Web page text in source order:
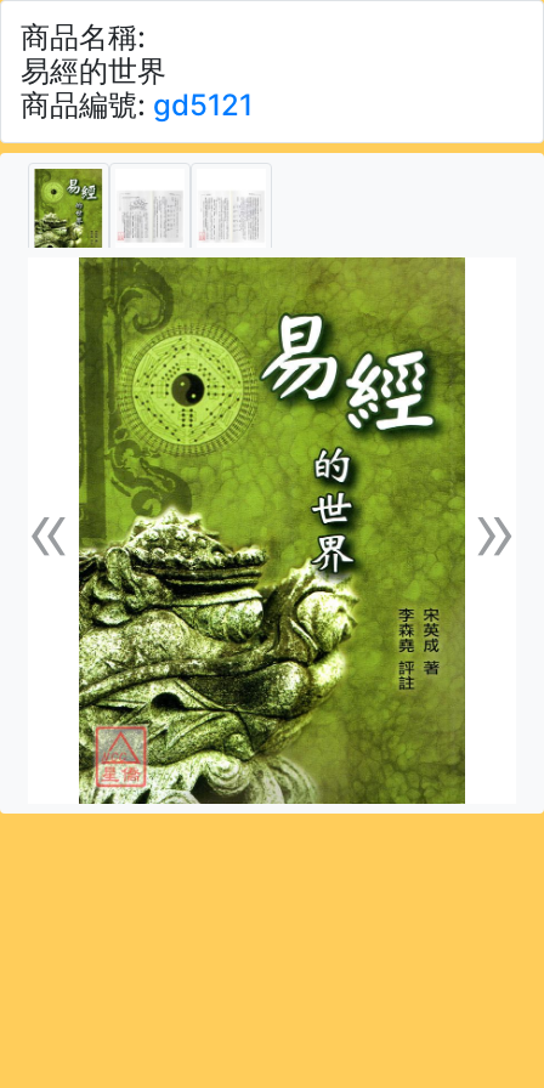
商品名稱:
易經的世界
商品編號: gd5121
«上一張 »下一